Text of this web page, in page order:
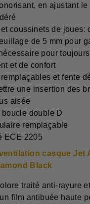
en ajustant le
coussinets de joues:
de 5 mm pour
pour
et de confort
et fente
une insertion des
aisée
double D
remplaçable
ECE 2205
casque Jet
Black
traité anti-rayure
film antibuée haute